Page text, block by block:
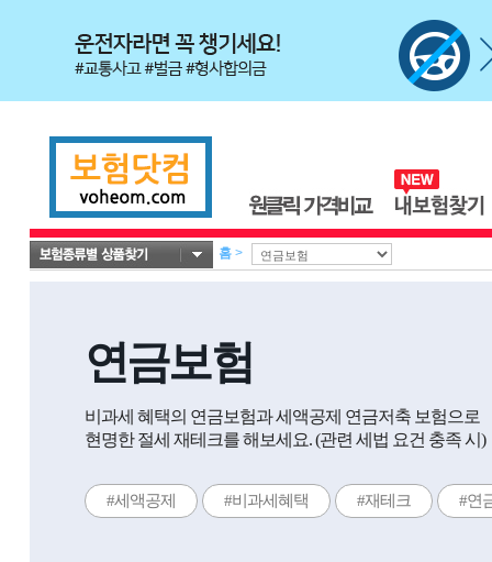
홈 >
연금보험
비과세 혜택의 연금보험과 세액공제 연금저축 보험으로
현명한 절세 재테크를 해보세요. (관련 세법 요건 충족 시)
#세액공제 #비과세혜택 #재테크 #연